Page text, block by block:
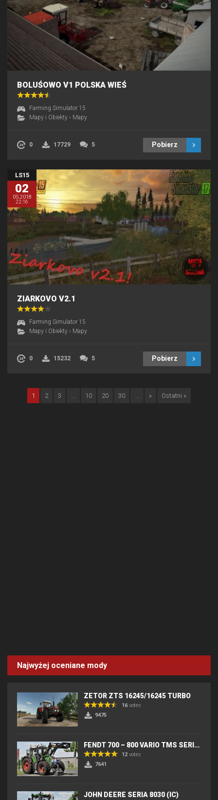
BOLUŚOWO V1 POLSKA WIEŚ
Farming Simulator 15
Mapy i Obiekty › Mapy
0 17729 5 Pobierz
LS15
02
05.2018
22:16
ZIARKOVO V2.1
Farming Simulator 15
Mapy i Obiekty › Mapy
0 15232 5 Pobierz
1 2 3 10 20 30 » Ostatni »
Najwyżej oceniane mody
ZETOR ZTS 16245/16245 TURBO
16votes
9475
FENDT 700 – 800 VARIO TMS SERIES (IC) V2
12 votes
7641
JOHN DEERE SERIA 8030 (IC)